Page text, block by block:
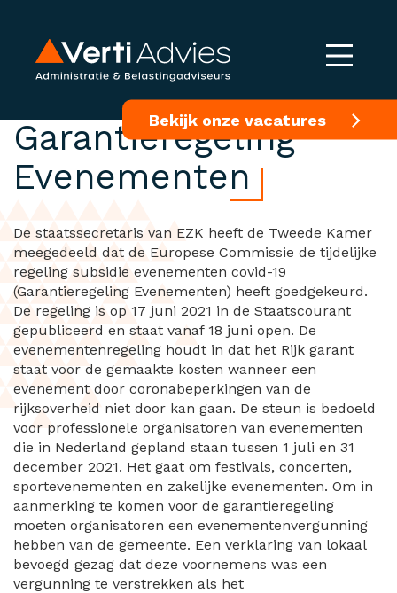
Bekijk onze vacatures
Publicatie
Garantieregeling
Evenementen
De staatssecretaris van EZK heeft de Tweede Kamer
meegedeeld dat de Europese Commissie de tijdelijke
regeling subsidie evenementen covid-19
(Garantieregeling Evenementen) heeft goedgekeurd.
De regeling is op 17 juni 2021 in de Staatscourant
gepubliceerd en staat vanaf 18 juni open. De
evenementenregeling houdt in dat het Rijk garant
staat voor de gemaakte kosten wanneer een
evenement door coronabeperkingen van de
rijksoverheid niet door kan gaan. De steun is bedoeld
voor professionele organisatoren van evenementen
die in Nederland gepland staan tussen 1 juli en 31
december 2021. Het gaat om festivals, concerten,
sportevenementen en zakelijke evenementen. Om in
aanmerking te komen voor de garantieregeling
moeten organisatoren een evenementenvergunning
hebben van de gemeente. Een verklaring van lokaal
bevoegd gezag dat deze voornemens was een
vergunning te verstrekken als het